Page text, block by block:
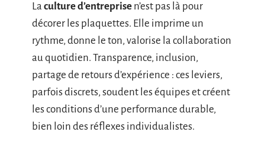
La culture d’entreprise n’est pas là pour
décorer les plaquettes. Elle imprime un
rythme, donne le ton, valorise la collaboration
au quotidien. Transparence, inclusion,
partage de retours d’expérience : ces leviers,
parfois discrets, soudent les équipes et créent
les conditions d’une performance durable,
bien loin des réflexes individualistes.